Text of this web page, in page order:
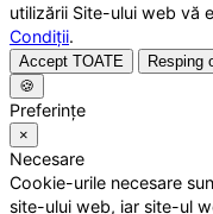
utilizării Site-ului web vă
Condiții.
Accept TOATE Resping
🍪
Preferințe
×
Necesare
Cookie-urile necesare
site-ului web, iar site-ul